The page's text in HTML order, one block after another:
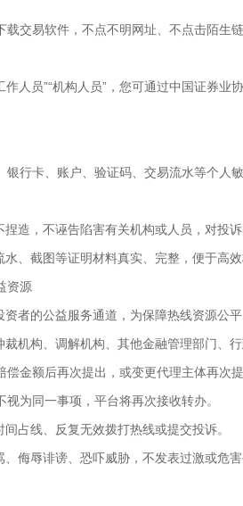
载交易软件，不点不明网址、不点击陌生
作人员”“机构人员”，您可通过中国证券
行卡、账户、验证码、交易流水等个人
造，不诬告陷害有关机构或人员，对投诉
、截图等证明材料真实、完整，便于高效
资源
者的公益服务通道，为保障热线资源公
机构、调解机构、其他金融管理部门、
偿金额后再次提出，或变更代理主体再次
为同一事项，平台将再次接收转办。
占线、反复无效拨打热线或提交投诉。
侮辱诽谤、恐吓威胁，不发表过激或危